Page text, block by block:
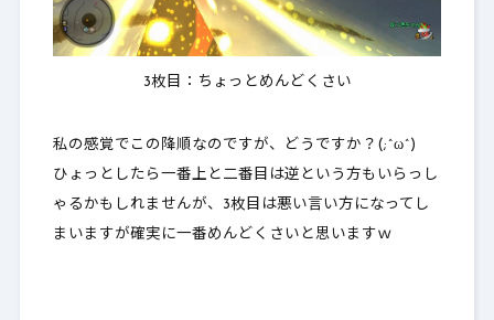
3枚目：ちょっとめんどくさい
私の感覚でこの降順なのですが、どうですか？(;^ω^)
ひょっとしたら一番上と二番目は逆という方もいらっし
ゃるかもしれませんが、3枚目は悪い言い方になってし
まいますが確実に一番めんどくさい と思いますｗ